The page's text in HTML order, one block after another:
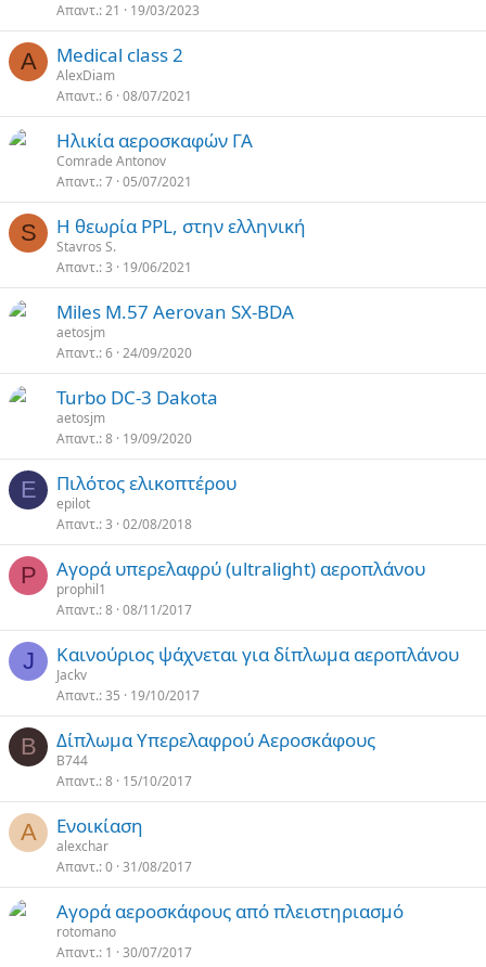
Απαντ. 21 19/03/2023
A Medical class 2
AlexDiam
Απαντ. 6 08/07/2021
Ηλικία αεροσκαφών ΓΑ
Comrade Antonov
Απαντ. 7 05/07/2021
S Η θεωρία PPL, στην ελληνική
Stavros S.
Απαντ. 3 19/06/2021
Miles M.57 Aerovan SX-BDA
aetosjm
Απαντ. 6 24/09/2020
Turbo DC-3 Dakota
aetosjm
Απαντ. 8 19/09/2020
E Πιλότος ελικοπτέρου
epilot
Απαντ. 3 02/08/2018
P Αγορά υπερελαφρύ (ultralight) αεροπλάνου
prophil1
Απαντ. 8 08/11/2017
J Καινούριος ψάχνεται για δίπλωμα αεροπλάνου
Jackv
Απαντ. 35 19/10/2017
B Δίπλωμα Υπερελαφρού Αεροσκάφους
B744
Απαντ. 8 15/10/2017
A Ενοικίαση
alexchar
Απαντ. 0 31/08/2017
Αγορά αεροσκάφους από πλειστηριασμό
rotomano
Απαντ. 1 30/07/2017